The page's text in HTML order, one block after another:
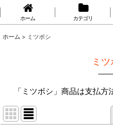
ホーム カテゴリ
ホーム > ミツボシ
ミ
「ミツボシ」商品は支払方